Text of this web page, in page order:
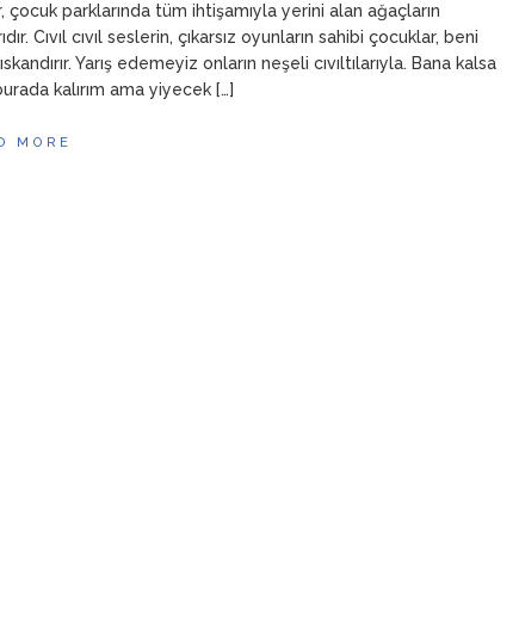
çocuk parklarında tüm ihtişamıyla yerini alan ağaçların
Cıvıl cıvıl seslerin, çıkarsız oyunların sahibi çocuklar, beni
Yarış edemeyiz onların neşeli cıvıltılarıyla. Bana kalsa
kalırım ama yiyecek […]
MORE